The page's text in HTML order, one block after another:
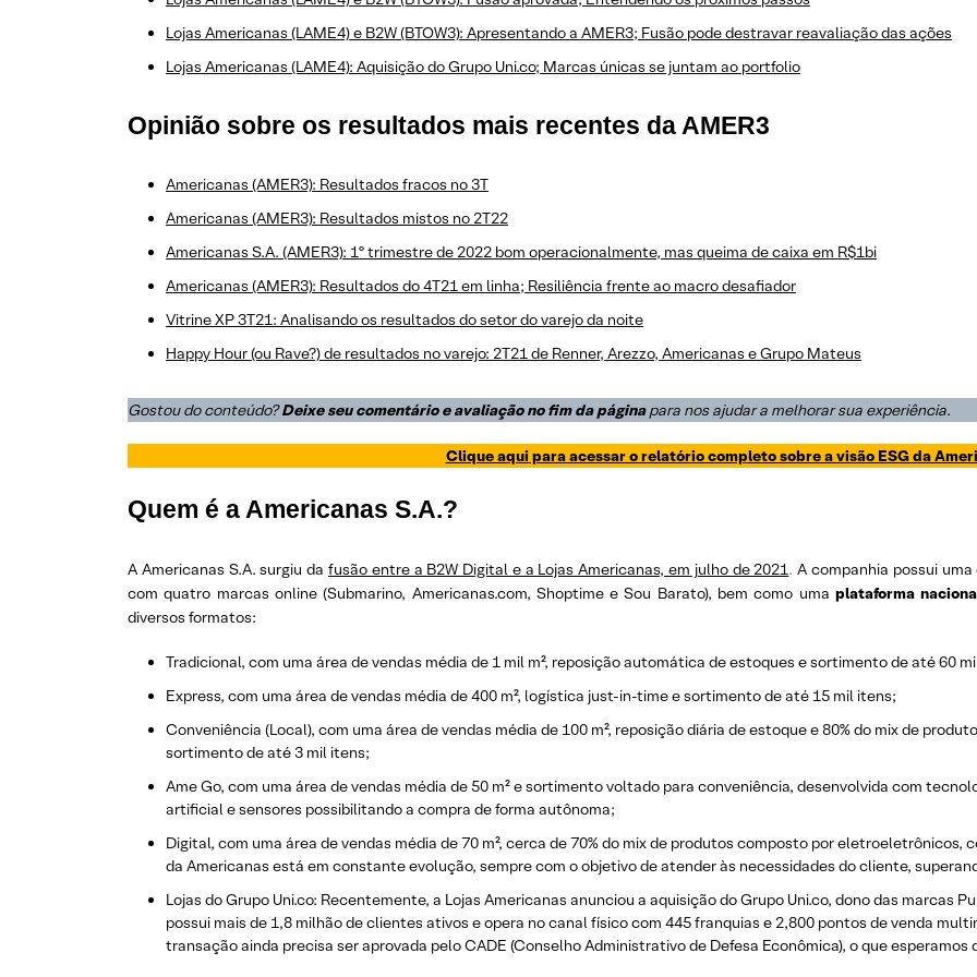
Lojas Americanas (LAME4) e B2W (BTOW3): Apresentando a AMER3; Fusão pode destravar reavaliação das ações
Lojas Americanas (LAME4): Aquisição do Grupo Uni.co; Marcas únicas se juntam ao portfolio
Opinião sobre os resultados mais recentes da AMER3
Americanas (AMER3): Resultados fracos no 3T
Americanas (AMER3): Resultados mistos no 2T22
Americanas S.A. (AMER3): 1º trimestre de 2022 bom operacionalmente, mas queima de caixa em R$1bi
Americanas (AMER3): Resultados do 4T21 em linha; Resiliência frente ao macro desafiador
Vitrine XP 3T21: Analisando os resultados do setor do varejo da noite
Happy Hour (ou Rave?) de resultados no varejo: 2T21 de Renner, Arezzo, Americanas e Grupo Mateus
Gostou do conteúdo?Deixe seu comentário e avaliação no fim da páginapara nos ajudar a melhorar sua experiência.
Clique aqui para acessar o relatório completo sobre a visão ESG da
Quem é a Americanas S.A.?
A Americanas S.A. surgiu da fusão entre a B2W Digital e a Lojas Americanas, em julho de 2021. A companhia possui uma
com quatro marcas online (Submarino, Americanas.com, Shoptime e Sou Barato), bem como uma plataforma
diversos formatos:
Tradicional, com uma área de vendas média de 1 mil m², reposição automática de estoques e sortimento de até 60
Express, com uma área de vendas média de 400 m², logística just-in-time e sortimento de até 15 mil itens;
Conveniência (Local), com uma área de vendas média de 100 m², reposição diária de estoque e 80% do mix de
sortimento de até 3 mil itens;
Ame Go, com uma área de vendas média de 50 m² e sortimento voltado para conveniência, desenvolvida com
artificial e sensores possibilitando a compra de forma autônoma;
Digital, com uma área de vendas média de 70 m², cerca de 70% do mix de produtos composto por eletroeletrônicos,
da Americanas está em constante evolução, sempre com o objetivo de atender às necessidades do cliente,
Lojas do Grupo Uni.co: Recentemente, a Lojas Americanas anunciou a aquisição do Grupo Uni.co, dono das marcas
possui mais de 1,8 milhão de clientes ativos e opera no canal físico com 445 franquias e 2,800 pontos de venda
transação ainda precisa ser aprovada pelo CADE (Conselho Administrativo de Defesa Econômica), o que esperamos